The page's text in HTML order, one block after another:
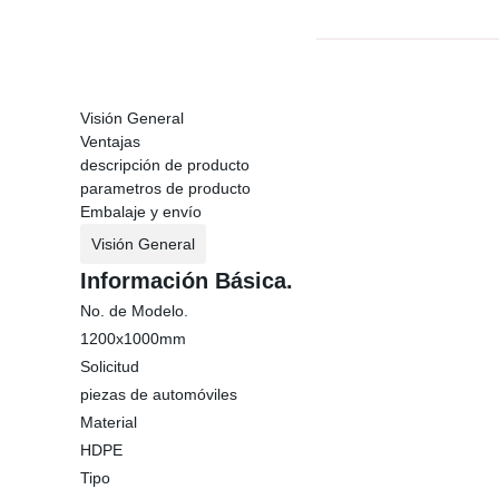
Visión General
Ventajas
descripción de producto
parametros de producto
Embalaje y envío
Visión General
Información Básica.
No. de Modelo.
1200x1000mm
Solicitud
piezas de automóviles
Material
HDPE
Tipo